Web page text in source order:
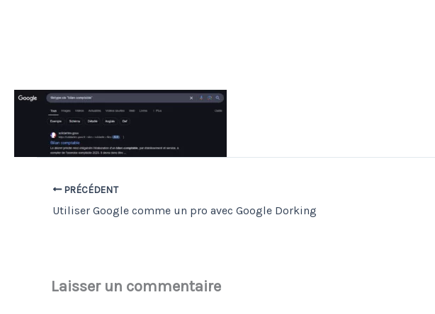
PRÉCÉDENT
Utiliser Google comme un pro avec Google Dorking
Laisser un commentaire